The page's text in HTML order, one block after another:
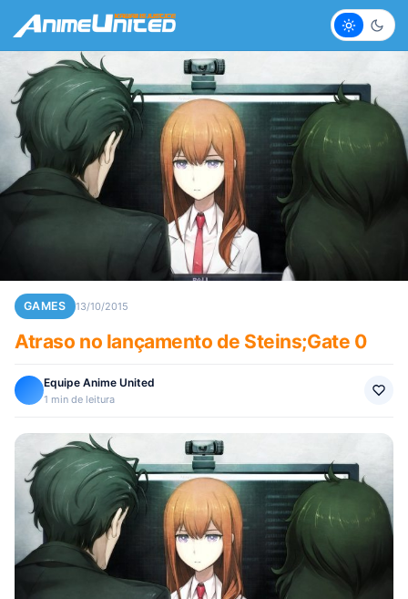
Claro
GAMES 13/10/2015
Atraso no lançamento de Steins;Gate 0
Equipe Anime United
1 min de leitura